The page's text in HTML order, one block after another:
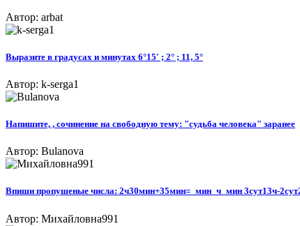
Автор: arbat
Выразите в градусах и минутах 6°15' ; 2° ; 11, 5°
Автор: k-serga1
Напишите, , сочинение на свободную тему: "судьба человека" заранее
Автор: Bulanova
Впиши пропушеные числа: 2ч30мин+35мин=_мин_ч_мин 3сут13ч-
Автор: Михайловна991